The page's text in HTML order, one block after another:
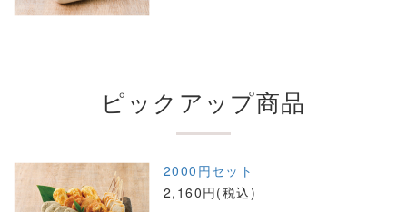
ピックアップ商品
2000円セット
2,160円(税込)